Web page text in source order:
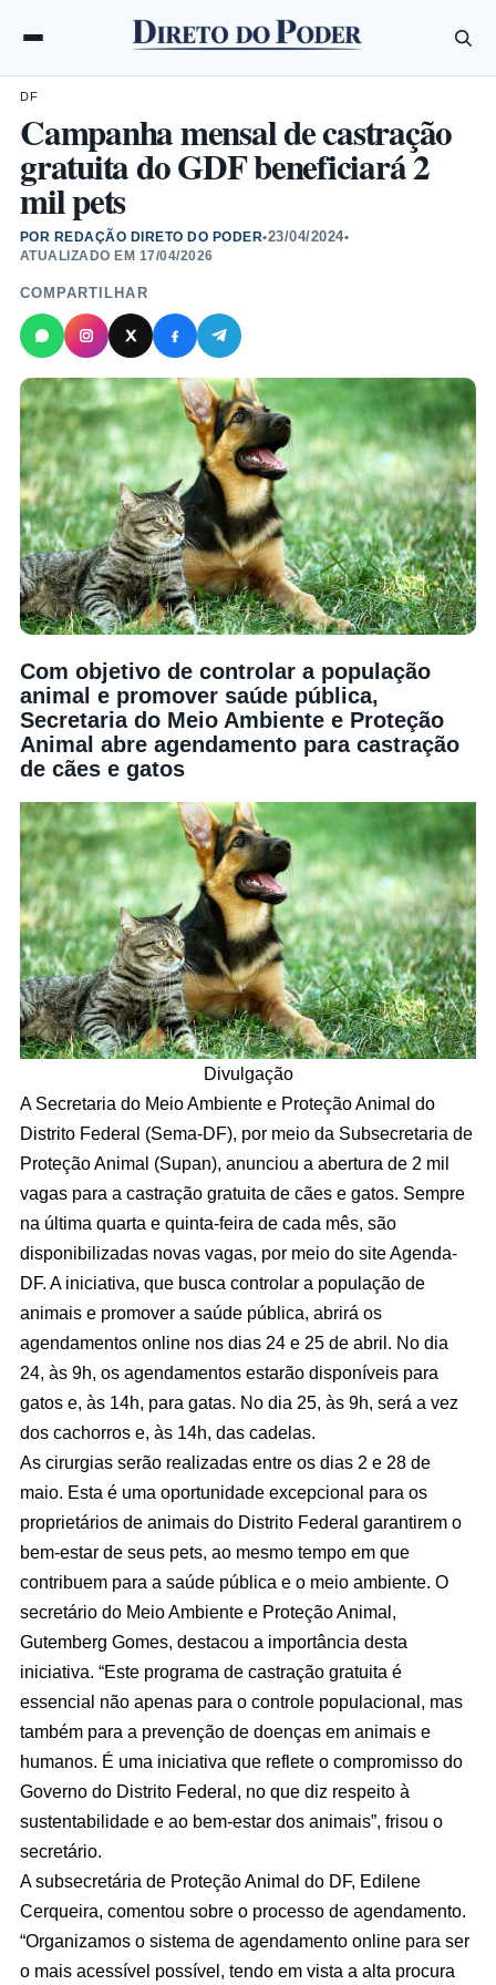
DF
Campanha mensal de castração
gratuita do GDF beneficiará 2
mil pets
POR REDAÇÃO DIRETO DO PODER•23/04/2024•
ATUALIZADO EM 17/04/2026
COMPARTILHAR
Com objetivo de controlar a população
animal e promover saúde pública,
Secretaria do Meio Ambiente e Proteção
Animal abre agendamento para castração
de cães e gatos
Divulgação
A Secretaria do Meio Ambiente e Proteção Animal do
Distrito Federal (Sema-DF), por meio da Subsecretaria de
Proteção Animal (Supan), anunciou a abertura de 2 mil
vagas para a castração gratuita de cães e gatos. Sempre
na última quarta e quinta-feira de cada mês, são
disponibilizadas novas vagas, por meio do site Agenda-
DF. A iniciativa, que busca controlar a população de
animais e promover a saúde pública, abrirá os
agendamentos online nos dias 24 e 25 de abril. No dia
24, às 9h, os agendamentos estarão disponíveis para
gatos e, às 14h, para gatas. No dia 25, às 9h, será a vez
dos cachorros e, às 14h, das cadelas.
As cirurgias serão realizadas entre os dias 2 e 28 de
maio. Esta é uma oportunidade excepcional para os
proprietários de animais do Distrito Federal garantirem o
bem-estar de seus pets, ao mesmo tempo em que
contribuem para a saúde pública e o meio ambiente. O
secretário do Meio Ambiente e Proteção Animal,
Gutemberg Gomes, destacou a importância desta
iniciativa. “Este programa de castração gratuita é
essencial não apenas para o controle populacional, mas
também para a prevenção de doenças em animais e
humanos. É uma iniciativa que reflete o compromisso do
Governo do Distrito Federal, no que diz respeito à
sustentabilidade e ao bem-estar dos animais”, frisou o
secretário.
A subsecretária de Proteção Animal do DF, Edilene
Cerqueira, comentou sobre o processo de agendamento.
“Organizamos o sistema de agendamento online para ser
o mais acessível possível, tendo em vista a alta procura